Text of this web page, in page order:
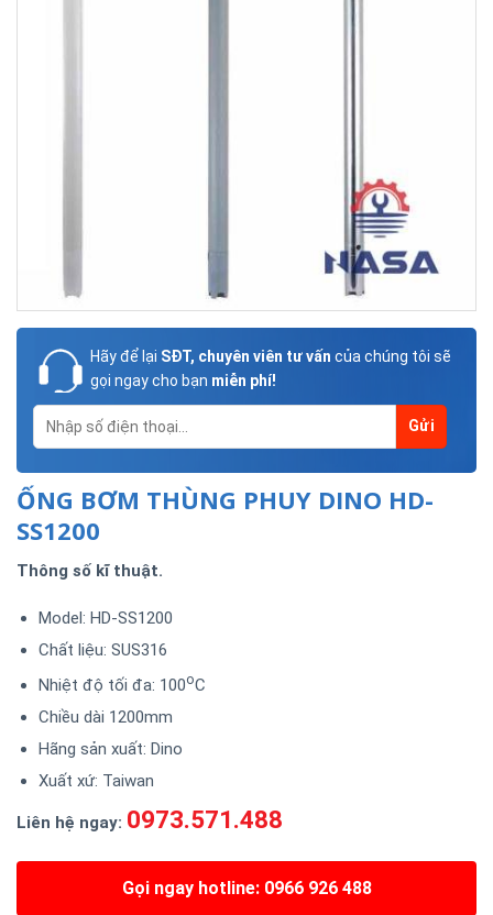
Hãy để lại SĐT, chuyên viên tư vấn của chúng tôi sẽ
gọi ngay cho bạn miễn phí!
ỐNG BƠM THÙNG PHUY DINO HD-
SS1200
Thông số kĩ thuật.
Model: HD-SS1200
Chất liệu: SUS316
Nhiệt độ tối đa: 100oC
Chiều dài 1200mm
Hãng sản xuất: Dino
Xuất xứ: Taiwan
Liên hệ ngay: 0973.571.488
Gọi ngay hotline: 0966 926 488